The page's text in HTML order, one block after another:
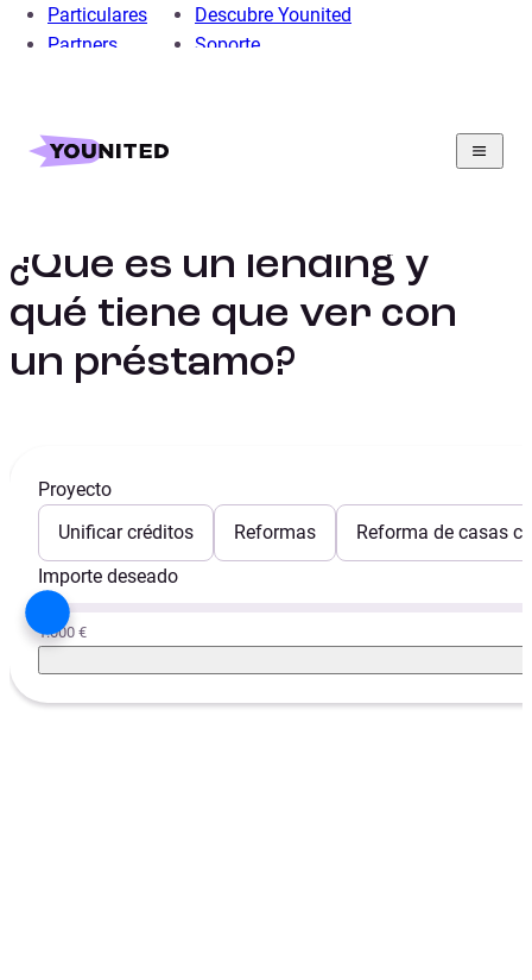
Particulares
Partners
Descubre Younited
Soporte
Home
Guía de préstamos para obtener liquidez
¿Qué es un lending y
qué tiene que ver con
un préstamo?
Proyecto
Unificar créditos
Reformas
Reforma de casas
Importe deseado
1.000 €